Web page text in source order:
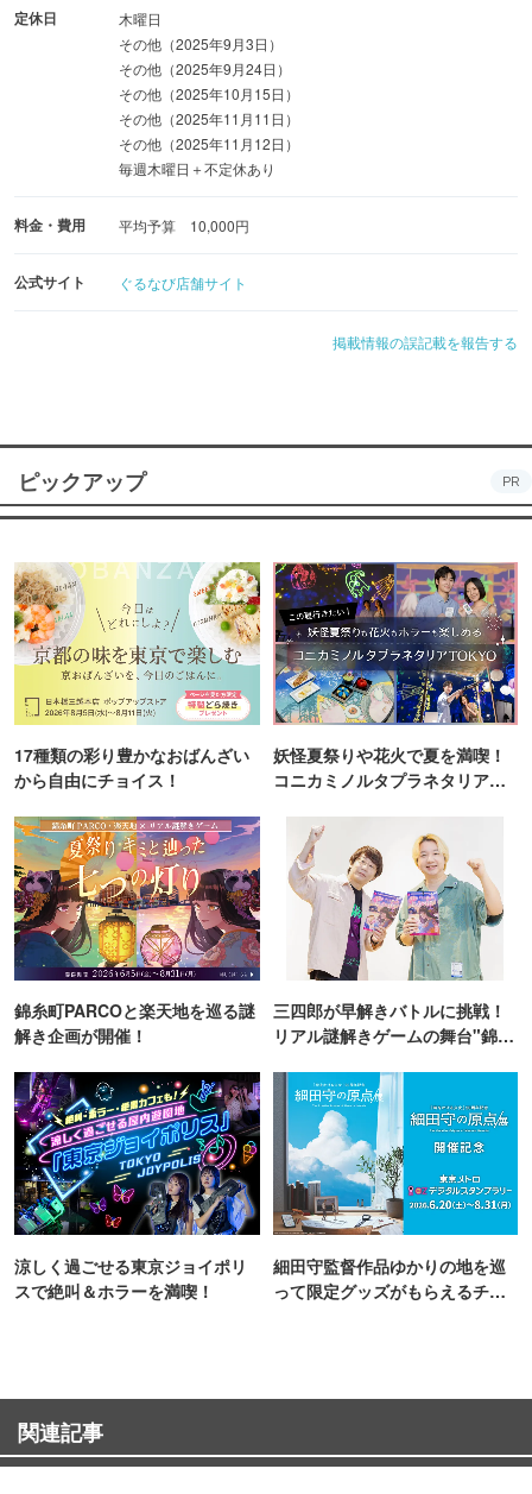
定休日
木曜日
その他（2025年9月3日）
その他（2025年9月24日）
その他（2025年10月15日）
その他（2025年11月11日）
その他（2025年11月12日）
毎週木曜日＋不定休あり
料金・費用 平均予算 10,000円
公式サイト ぐるなび店舗サイト
掲載情報の誤記載を報告する
ピックアップ PR
17種類の彩り豊かなおばんざい
から自由にチョイス！
妖怪夏祭りや花火で夏を満喫！
コニカミノルタプラネタリア
錦糸町PARCOと楽天地を巡る謎
解き企画が開催！
三四郎が早解きバトルに挑戦！
リアル謎解きゲームの舞台"錦糸
涼しく過ごせる東京ジョイポリ
スで絶叫＆ホラーを満喫！
細田守監督作品ゆかりの地を巡
って限定グッズがもらえるチャ
関連記事